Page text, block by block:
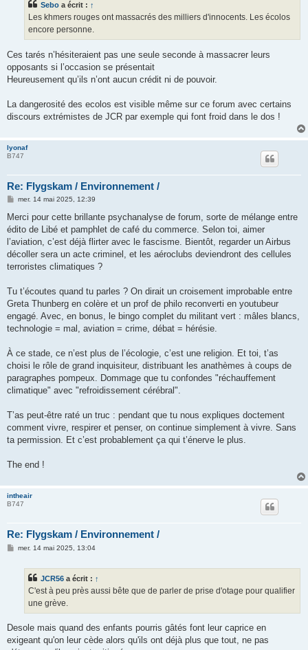
Sebo a écrit : ↑
Les khmers rouges ont massacrés des milliers d'innocents. Les écolos
encore personne.
Ces tarés n’hésiteraient pas une seule seconde à massacrer leurs
opposants si l’occasion se présentait
Heureusement qu’ils n’ont aucun crédit ni de pouvoir.
La dangerosité des ecolos est visible même sur ce forum avec certains
discours extrémistes de JCR par exemple qui font froid dans le dos !
lyonaf
B747
Re: Flygskam / Environnement /
M
s
a
g
mer. 14 mai 2025, 12:39
Merci pour cette brillante psychanalyse de forum, sorte de mélange entre
édito de Libé et pamphlet de café du commerce. Selon toi, aimer
l’aviation, c’est déjà flirter avec le fascisme. Bientôt, regarder un Airbus
décoller sera un acte criminel, et les aéroclubs deviendront des cellules
terroristes climatiques ?
Tu t’écoutes quand tu parles ? On dirait un croisement improbable entre
Greta Thunberg en colère et un prof de philo reconverti en youtubeur
engagé. Avec, en bonus, le bingo complet du militant vert : mâles blancs,
technologie = mal, aviation = crime, débat = hérésie.
À ce stade, ce n’est plus de l’écologie, c’est une religion. Et toi, t’as
choisi le rôle de grand inquisiteur, distribuant les anathèmes à coups de
paragraphes pompeux. Dommage que tu confondes "réchauffement
climatique" avec "refroidissement cérébral".
T’as peut-être raté un truc : pendant que tu nous expliques doctement
comment vivre, respirer et penser, on continue simplement à vivre. Sans
ta permission. Et c’est probablement ça qui t’énerve le plus.
The end !
intheair
B747
Re: Flygskam / Environnement /
Mmer. 14 mai 2025, 13:04
JCR56 a écrit : ↑
C'est à peu près aussi bête que de parler de prise d'otage pour qualifier
une grève.
Desole mais quand des enfants pourris gâtés font leur caprice en
exigeant qu'on leur cède alors qu'ils ont déjà plus que tout, ne pas